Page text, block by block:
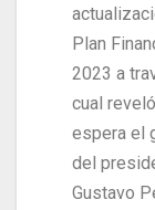
Plan
2023 a
cual
espera el
del
Gustavo